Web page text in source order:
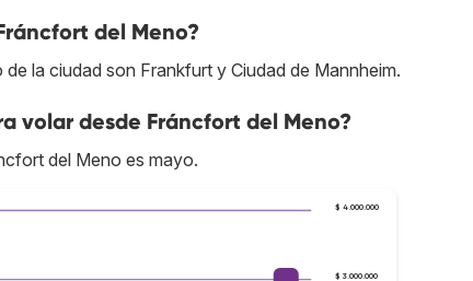
del Meno?
la ciudad son Frankfurt y Ciudad de Mannheim.
volar desde Fráncfort del Meno?
del Meno es mayo.
$ 3.000.000
$ 4.000.000